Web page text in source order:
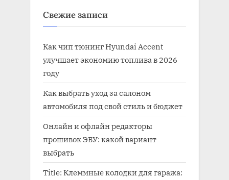
Свежие записи
Как чип тюнинг Hyundai Accent
улучшает экономию топлива в 2026
году
Как выбрать уход за салоном
автомобиля под свой стиль и бюджет
Онлайн и офлайн редакторы
прошивок ЭБУ: какой вариант
выбрать
Title: Клеммные колодки для гаража: